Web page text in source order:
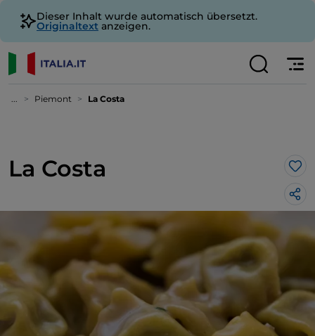
Dieser Inhalt wurde automatisch übersetzt.
Originaltext anzeigen.
... Piemont La Costa
La Costa